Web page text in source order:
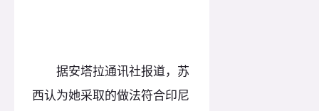
据安塔拉通讯社报道，苏
西认为她采取的做法符合印尼